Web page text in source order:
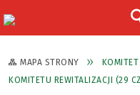
MAPA STRONY KOMITET
KOMITETU REWITALIZACJI (29